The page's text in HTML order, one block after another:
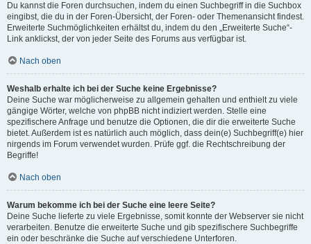
Du kannst die Foren durchsuchen, indem du einen Suchbegriff in die Suchbox
eingibst, die du in der Foren-Übersicht, der Foren- oder Themenansicht findest.
Erweiterte Suchmöglichkeiten erhältst du, indem du den „Erweiterte Suche“-
Link anklickst, der von jeder Seite des Forums aus verfügbar ist.
Nach oben
Weshalb erhalte ich bei der Suche keine Ergebnisse?
Deine Suche war möglicherweise zu allgemein gehalten und enthielt zu viele
gängige Wörter, welche von phpBB nicht indiziert werden. Stelle eine
spezifischere Anfrage und benutze die Optionen, die dir die erweiterte Suche
bietet. Außerdem ist es natürlich auch möglich, dass dein(e) Suchbegriff(e) hier
nirgends im Forum verwendet wurden. Prüfe ggf. die Rechtschreibung der
Begriffe!
Nach oben
Warum bekomme ich bei der Suche eine leere Seite?
Deine Suche lieferte zu viele Ergebnisse, somit konnte der Webserver sie nicht
verarbeiten. Benutze die erweiterte Suche und gib spezifischere Suchbegriffe
ein oder beschränke die Suche auf verschiedene Unterforen.